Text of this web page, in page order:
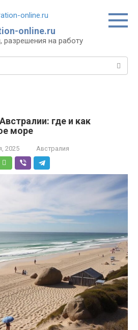
online.ru
на работу
где и как
море
2025 Австралия